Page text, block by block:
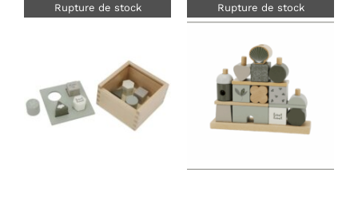
Rupture de stock
DÉTAILS
Rupture de stock
DÉTAILS